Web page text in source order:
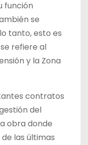
función
se
tanto, esto es
refiere al
y la Zona
contratos
del
obra donde
las últimas